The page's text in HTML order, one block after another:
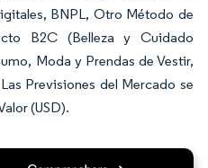
BNPL, Otro Método de
B2C (Belleza y Cuidado
Moda y Prendas de Vestir,
Previsiones del Mercado se
(USD).